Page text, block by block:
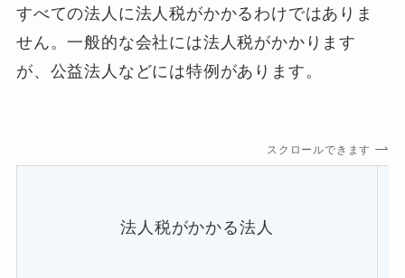
すべての法人に法人税がかかるわけではありま
せん。一般的な会社には法人税がかかります
が、公益法人などには特例があります。
スクロールできます
法人税がかかる法人